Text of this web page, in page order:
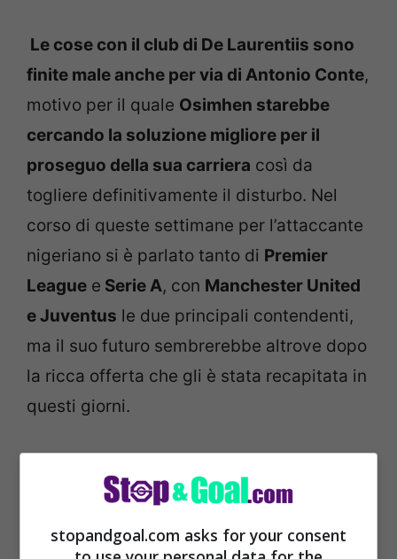
Le cose con il club di De Laurentiis sono
finite male anche per via di Antonio Conte,
motivo per il quale Osimhen starebbe
cercando la soluzione migliore per il
proseguo della sua carriera così da
togliere definitivamente il disturbo. Nel
corso di queste settimane per l’attaccante
nigeriano si è parlato tanto di Premier
League e Serie A, con Manchester United
e Juventus le due principali contendenti,
ma il suo futuro sembrerebbe altrove dopo
la ricca offerta che gli è stata recapitata in
questi giorni.
stopandgoal.com asks for your consent